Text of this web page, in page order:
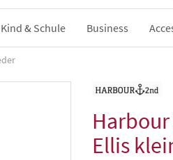
Kind & Schule Business
Ellis